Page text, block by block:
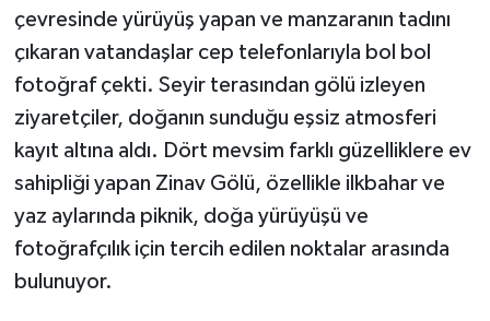
çevresinde yürüyüş yapan ve manzaranın tadını
çıkaran vatandaşlar cep telefonlarıyla bol bol
fotoğraf çekti. Seyir terasından gölü izleyen
ziyaretçiler, doğanın sunduğu eşsiz atmosferi
kayıt altına aldı. Dört mevsim farklı güzelliklere ev
sahipliği yapan Zinav Gölü, özellikle ilkbahar ve
yaz aylarında piknik, doğa yürüyüşü ve
fotoğrafçılık için tercih edilen noktalar arasında
bulunuyor.